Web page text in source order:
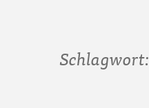
Schlagwort: